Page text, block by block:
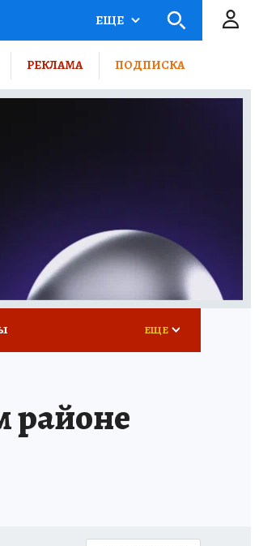
ЕЩЕ
РЕКЛАМА ПОДПИСКА
ЕЩЕ
районе